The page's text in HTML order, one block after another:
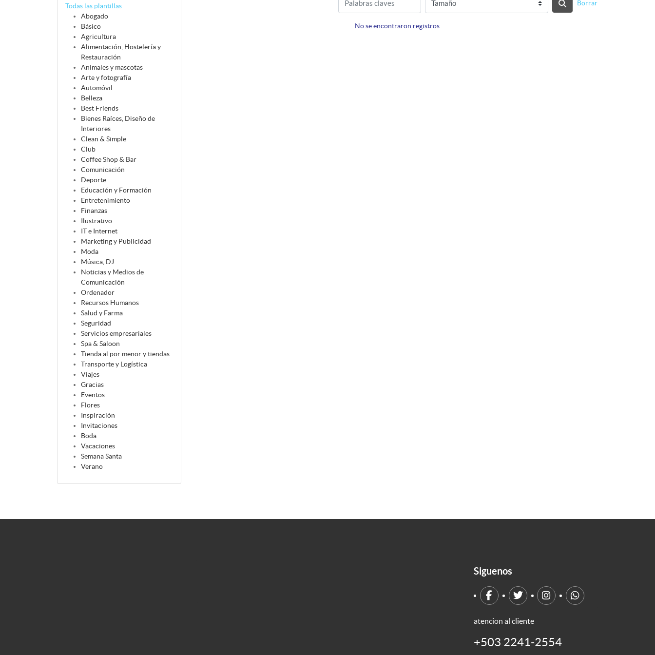
Todas las plantillas
Abogado
Básico
Agricultura
Alimentación, Hostelería y
Restauración
Animales y mascotas
Arte y fotografía
Automóvil
Belleza
Best Friends
Bienes Raíces, Diseño de
Interiores
Clean & Simple
Club
Coffee Shop & Bar
Comunicación
Deporte
Educación y Formación
Entretenimiento
Finanzas
Ilustrativo
IT e Internet
Marketing y Publicidad
Moda
Música, DJ
Noticias y Medios de
Comunicación
Ordenador
Recursos Humanos
Salud y Farma
Seguridad
Servicios empresariales
Spa & Saloon
Tienda al por menor y tiendas
Transporte y Logística
Viajes
Gracias
Eventos
Flores
Inspiración
Invitaciones
Boda
Vacaciones
Semana Santa
Verano
Borrar
No se encontraron registros
Siguenos
atencion al cliente
+503 2241-2554